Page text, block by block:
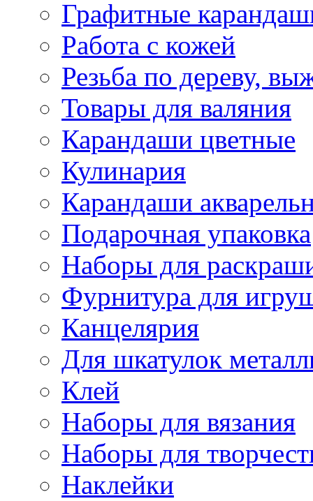
Графитные
Работа с кожей
Резьба по дереву,
Товары для валяния
Карандаши цветные
Кулинария
Карандаши
Подарочная упаковка
Наборы для
Фурнитура для
Канцелярия
Для шкатулок
Клей
Наборы для вязания
Наборы для
Наклейки